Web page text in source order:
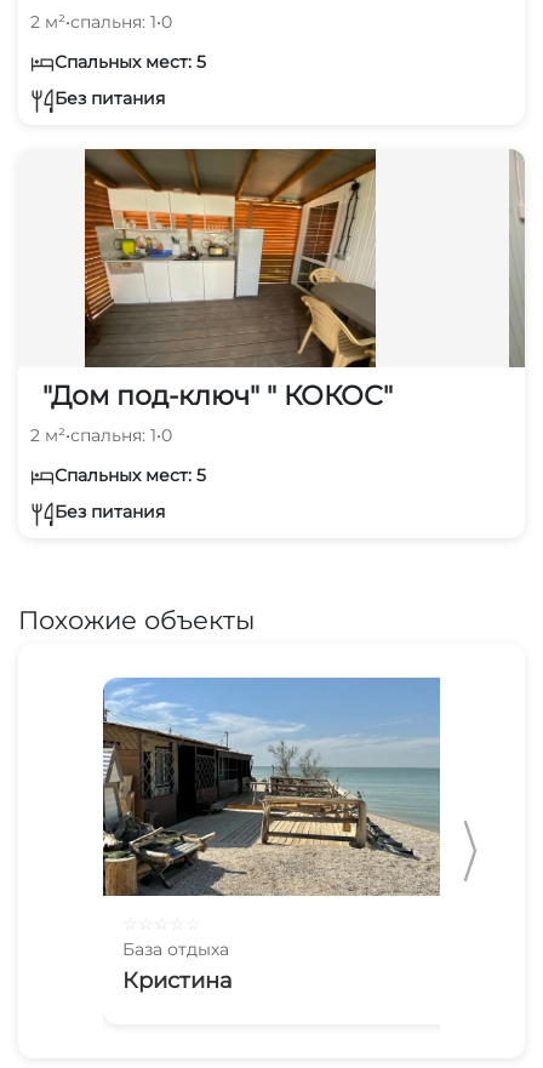
2 м²•спальня: 1•0
Спальных мест: 5
Без питания
"Дом под-ключ" " КОКОС"
2 м²•спальня: 1•0
Спальных мест: 5
Без питания
Похожие объекты
База отдыха
Кристина